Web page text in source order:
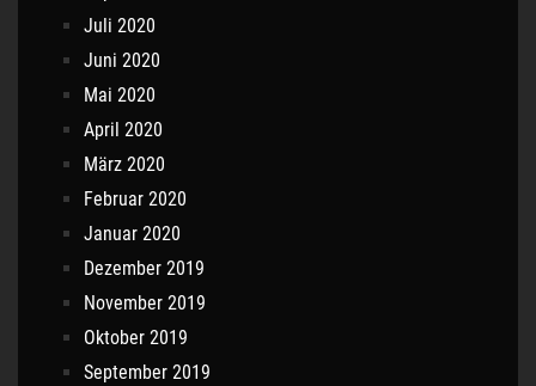
Juli 2020
Juni 2020
Mai 2020
April 2020
März 2020
Februar 2020
Januar 2020
Dezember 2019
November 2019
Oktober 2019
September 2019